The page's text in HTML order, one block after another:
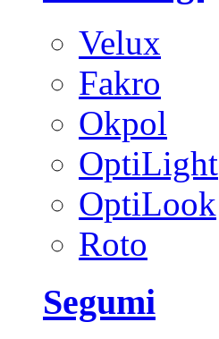
Velux
Fakro
Okpol
OptiLight
OptiLook
Roto
Segumi